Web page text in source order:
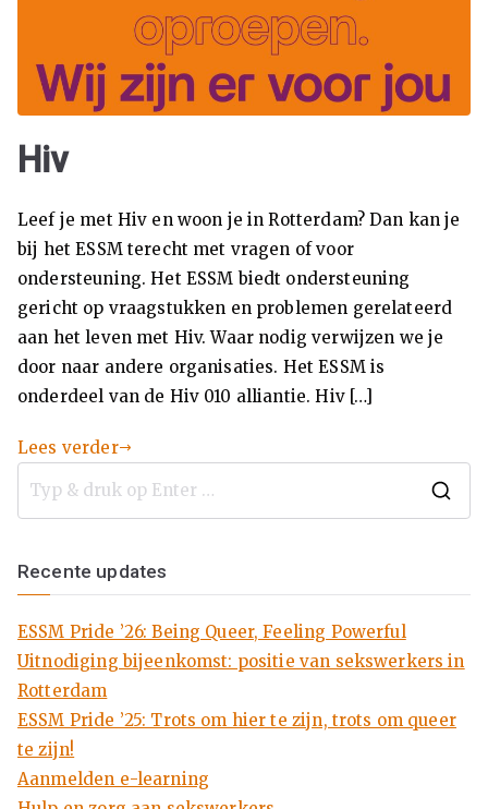
se
ha
el
M
)
Hiv
Leef je met Hiv en woon je in Rotterdam? Dan kan je
bij het ESSM terecht met vragen of voor
ondersteuning. Het ESSM biedt ondersteuning
gericht op vraagstukken en problemen gerelateerd
aan het leven met Hiv. Waar nodig verwijzen we je
door naar andere organisaties. Het ESSM is
onderdeel van de Hiv 010 alliantie. Hiv […]
Lees verder
Recente updates
ESSM Pride ’26: Being Queer, Feeling Powerful
Uitnodiging bijeenkomst: positie van sekswerkers in
Rotterdam
ESSM Pride ’25: Trots om hier te zijn, trots om queer
te zijn!
Aanmelden e-learning